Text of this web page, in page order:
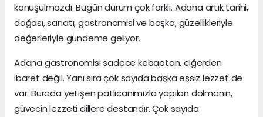
konuşulmazdı. Bugün durum çok farklı. Adana artık tarihi,
doğası, sanatı, gastronomisi ve başka, güzellikleriyle
değerleriyle gündeme geliyor.
Adana gastronomisi sadece kebaptan, ciğerden
ibaret değil. Yanı sıra çok sayıda başka eşsiz lezzet de
var. Burada yetişen patlıcanımızla yapılan dolmanın,
güvecin lezzeti dillere destandır. Çok sayıda